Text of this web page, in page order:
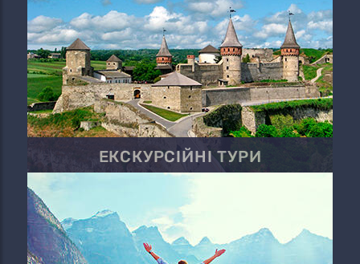
ЕКСКУРСІЙНІ ТУРИ